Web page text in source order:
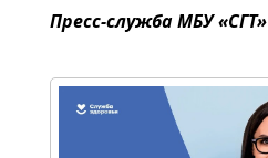
Пресс-служба МБУ